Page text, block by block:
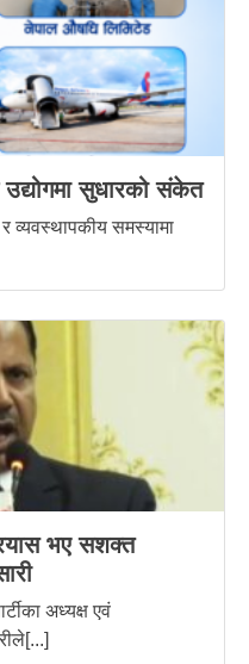
उद्योगमा सुधारको संकेत
व्यवस्थापकीय समस्यामा
भए सशक्त
अध्यक्ष एवं